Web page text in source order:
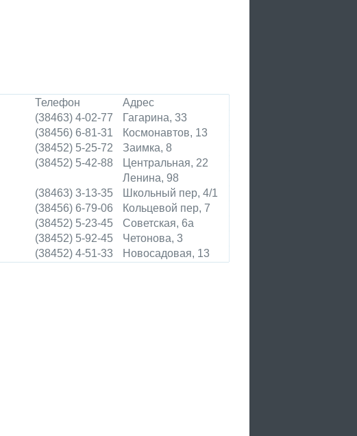
Телефон
Адрес
(38463) 4-02-77
Гагарина, 33
(38456) 6-81-31
Космонавтов, 13
(38452) 5-25-72
Заимка, 8
(38452) 5-42-88
Центральная, 22
Ленина, 98
(38463) 3-13-35
Школьный пер, 4/1
(38456) 6-79-06
Кольцевой пер, 7
(38452) 5-23-45
Советская, 6а
(38452) 5-92-45
Четонова, 3
(38452) 4-51-33 Новосадовая, 13